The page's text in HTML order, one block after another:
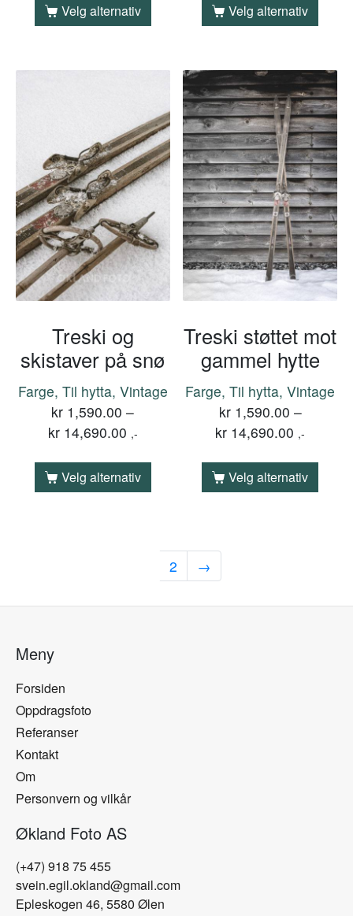
Velg alternativ Velg alternativ
Treski og
skistaver på snø
Farge, Til hytta, Vintage
kr 1,590.00 –
kr14,690.00 ,-
Velg alternativ
Treski støttet mot
gammel hytte
Farge, Til hytta, Vintage
kr1,590.00 –
kr 14,690.00 ,-
Velg alternativ
2 →
Meny
Forsiden
Oppdragsfoto
Referanser
Kontakt
Om
Personvern og vilkår
Økland Foto AS
(+47) 918 75 455
svein.egil.okland@gmail.com
Epleskogen 46, 5580 Ølen